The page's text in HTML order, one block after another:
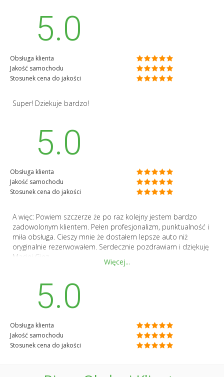
5.0
Obsługa klienta
Jakość samochodu
Stosunek cena do jakości
Super! Dziekuje bardzo!
5.0
Obsługa klienta
Jakość samochodu
Stosunek cena do jakości
A więc: Powiem szczerze że po raz kolejny jestem bardzo
zadowolonym klientem. Pełen profesjonalizm, punktualność i
miła obsługa. Cieszy mnie że dostałem lepsze auto niż
oryginalnie rezerwowałem. Serdecznie pozdrawiam i dziękuję
Maciej Giez
Więcej...
5.0
Obsługa klienta
Jakość samochodu
Stosunek cena do jakości